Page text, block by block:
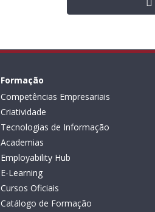
Formação
Competências Empresariais
Criatividade
Tecnologias de Informação
Academias
Employability Hub
E-Learning
Cursos Oficiais
Catálogo de Formação